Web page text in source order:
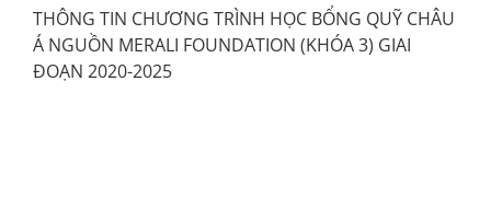
LỜI KHUYÊN
THÔNG TIN CHƯƠNG TRÌNH HỌC BỔNG QUỸ CHÂU
Á NGUỒN MERALI FOUNDATION (KHÓA 3) GIAI
ĐOẠN 2020-2025